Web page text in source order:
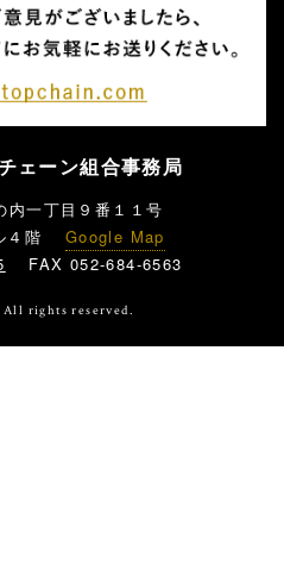
ェーン組合事務局
内一丁目９番１１号
４階
Google Map
FAX 052-684-6563
All rights reserved.